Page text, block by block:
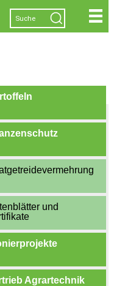
und
Agrartechnik